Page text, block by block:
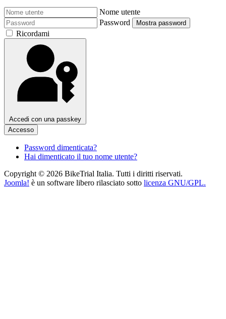
Nome utente
Password
Mostra password
Ricordami
Accedi con una passkey
Accesso
Password dimenticata?
Hai dimenticato il tuo nome utente?
Copyright © 2026 BikeTrial Italia. Tutti i diritti riservati.
Joomla! è un software libero rilasciato sotto licenza GNU/GPL.